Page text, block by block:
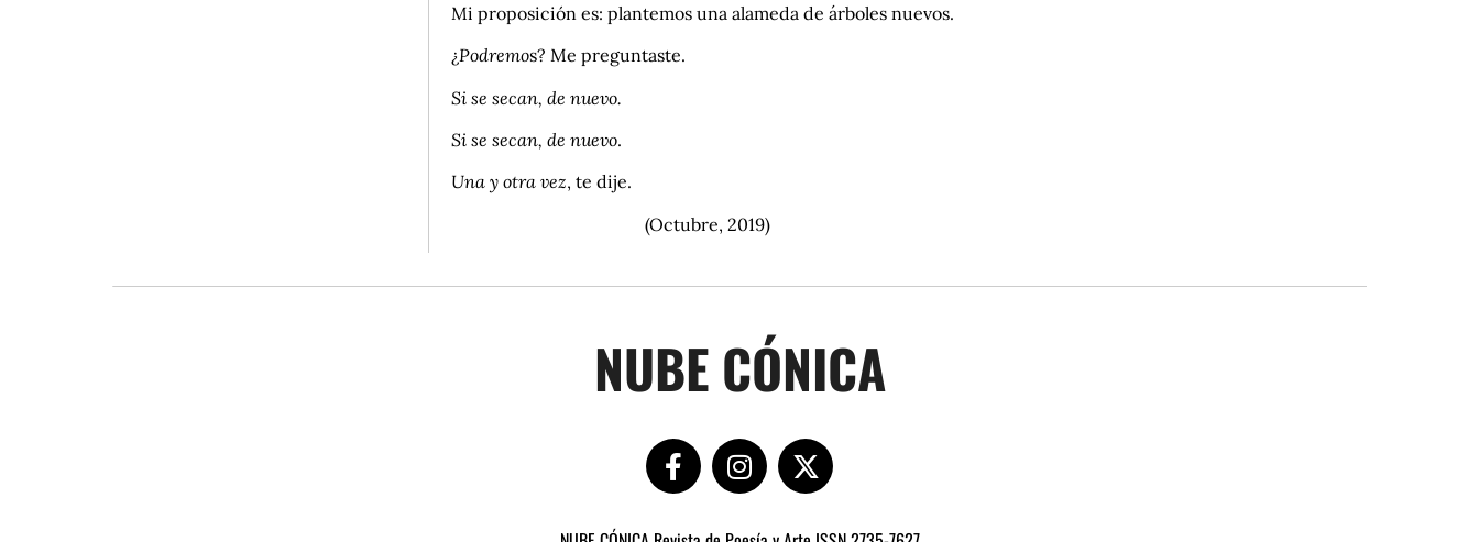
Mi proposición es: plantemos una alameda de árboles nuevos.
¿Podremos? Me preguntaste.
Si se secan, de nuevo.
Si se secan, de nuevo.
Una y otra vez, te dije.
(Octubre, 2019)
NUBE CÓNICA